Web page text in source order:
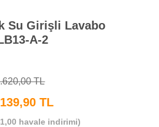
Su Girişli Lavabo
A-2
TL
TL
havale indirimi)